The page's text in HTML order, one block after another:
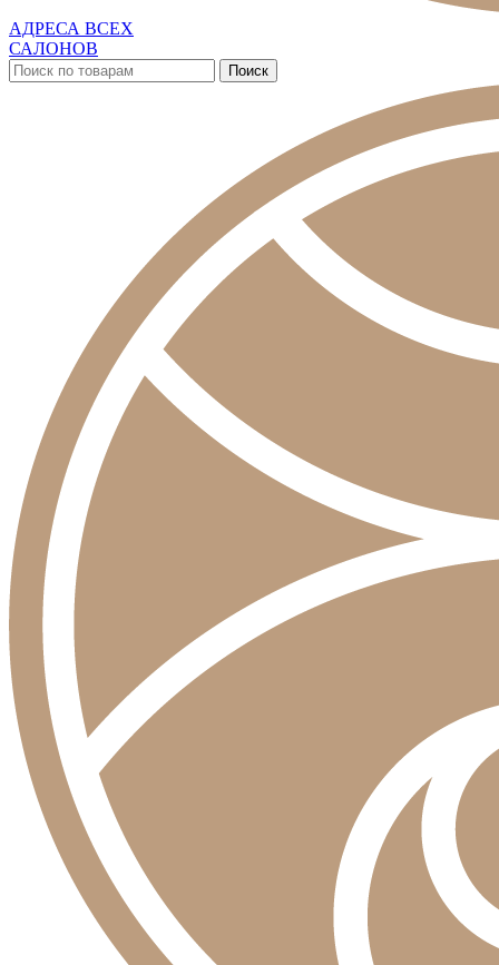
АДРЕСА ВСЕХ
САЛОНОВ